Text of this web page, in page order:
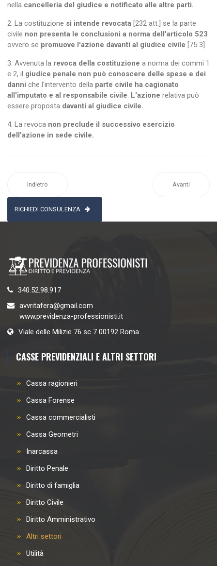
nella cancelleria del giudice e notificato alle altre parti.
2. La costituzione si intende revocata [232 att.] se la parte
civile non presenta le conclusioni a norma dell'articolo 523
ovvero se promuove l'azione davanti al giudice civile [75 3].
3. Avvenuta la revoca della costituzione a norma dei commi 1
e 2, il giudice penale non può conoscere delle spese e dei
danni che l'intervento della parte civile ha cagionato
all'imputato e al responsabile civile. L'azione relativa può
essere proposta davanti al giudice civile.
4. La revoca non preclude il successivo esercizio
dell'azione in sede civile.
Indietro Avanti
RICHIEDI CONSULENZA
340.52.98.917
avvritafera@gmail.com
www.previdenza-professionisti.it
Viale delle Milizie 76 sc 7 00192 Roma
CASSE PREVIDENZIALI E ALTRI SETTORI
Cassa ragionieri
Cassa Forense
Cassa commercialisti
Cassa Geometri
Inarcassa
Diritto Penale
Diritto di famiglia
Diritto Civile
Diritto Amministrativo
Altri settori
Utilità